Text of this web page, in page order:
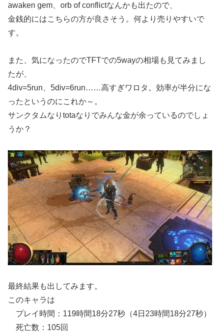
awaken gem、orb of conflictなんかも出たので、
金銭的にはこちらの方が良さそう。何より売りやすいで
す。
また、気になったのでTFTでの5wayの相場も見てみまし
たが、
4div=5run、5div=6run……高すぎワロタ。効率が半分にな
ったというのにこれか～。
サンクタムなりtotaなりでみんな金が余っているのでしょ
うか？
最終結果も出してみます。
このキャラは
プレイ時間：119時間18分27秒（4日23時間18分27秒）
死亡数：105回